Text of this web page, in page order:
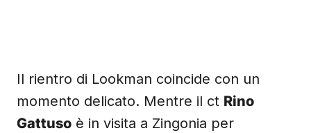
Il rientro di Lookman coincide con un
momento delicato. Mentre il ct Rino
Gattuso è in visita a Zingonia per